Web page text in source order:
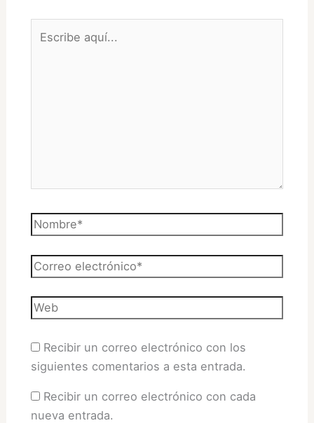
Nombre*
Correo
electrónico*
Web
Recibir un correo electrónico con los
siguientes comentarios a esta entrada.
Recibir un correo electrónico con cada
nueva entrada.